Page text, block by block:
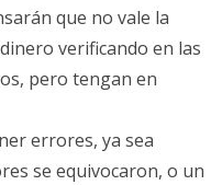
que no vale la
verificando en las
pero tengan en
errores, ya sea
se equivocaron, o un